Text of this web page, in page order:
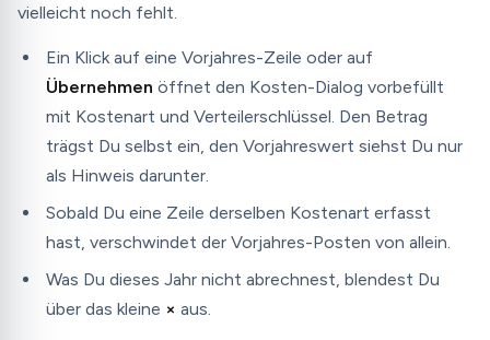
vielleicht noch fehlt.
Ein Klick auf eine Vorjahres-Zeile oder auf
Übernehmen öffnet den Kosten-Dialog vorbefüllt
mit Kostenart und Verteilerschlüssel. Den Betrag
trägst Du selbst ein, den Vorjahreswert siehst Du nur
als Hinweis darunter.
Sobald Du eine Zeile derselben Kostenart erfasst
hast, verschwindet der Vorjahres-Posten von allein.
Was Du dieses Jahr nicht abrechnest, blendest Du
über das kleine × aus.